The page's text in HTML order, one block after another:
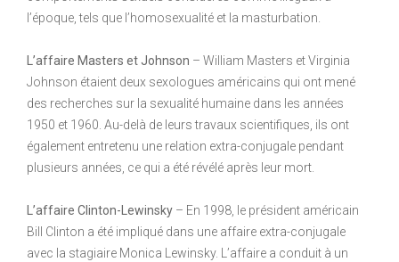
l’époque, tels que l’homosexualité et la masturbation.
L’affaire Masters et Johnson – William Masters et Virginia
Johnson étaient deux sexologues américains qui ont mené
des recherches sur la sexualité humaine dans les années
1950 et 1960. Au-delà de leurs travaux scientifiques, ils ont
également entretenu une relation extra-conjugale pendant
plusieurs années, ce qui a été révélé après leur mort.
L’affaire Clinton-Lewinsky – En 1998, le président américain
Bill Clinton a été impliqué dans une affaire extra-conjugale
avec la stagiaire Monica Lewinsky. L’affaire a conduit à un